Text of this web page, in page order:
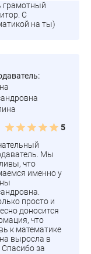
грамотный
С
на ты)
5
Мы
что
именно у
просто и
доносится
что
к математике
выросла в
за